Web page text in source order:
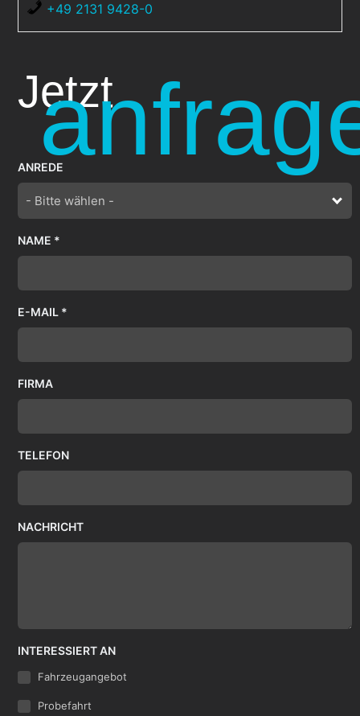
+49 2131 9428-0
Jetzt
ANREDE
- Bitte wählen -
NAME *
E-MAIL *
FIRMA
TELEFON
NACHRICHT
INTERESSIERT AN
Fahrzeugangebot
Probefahrt